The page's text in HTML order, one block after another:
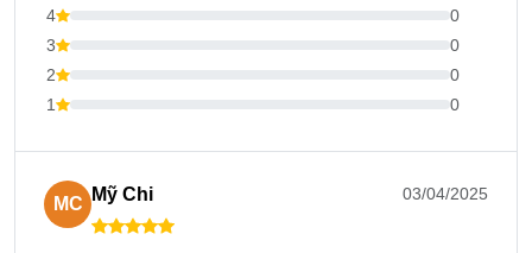
Dầu xả Pallamina cung cấp dưỡng chất, độ ẩm,
cân bằng độ pH, trả lại sự mềm mượt, tự nhiên,
Cách sử dụng
4
0
3
0
2
0
1
0
MC Mỹ Chi 03/04/2025